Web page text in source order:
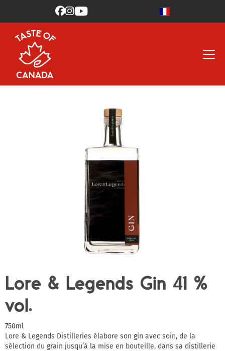

Lore & Legends Gin 41 %
vol.
750ml
Lore & Legends Distilleries élabore son gin avec soin, de la
sélection du grain jusqu’à la mise en bouteille, dans sa distillerie